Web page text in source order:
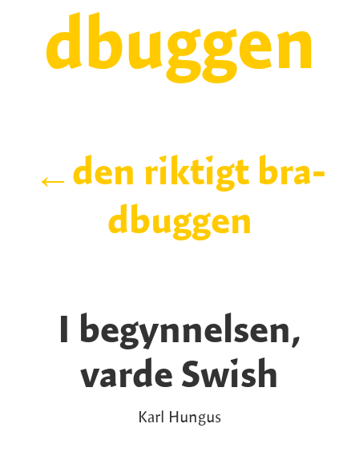
dbuggen
←den riktigt bra-
dbuggen
I begynnelsen,
varde Swish
Karl Hungus